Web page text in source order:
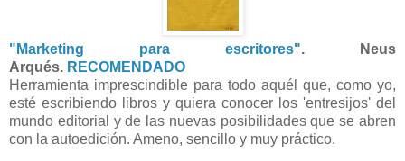
"Marketing para escritores". Neus
Arqués. RECOMENDADO
Herramienta imprescindible para todo aquél que, como yo,
esté escribiendo libros y quiera conocer los 'entresijos' del
mundo editorial y de las nuevas posibilidades que se abren
con la autoedición. Ameno, sencillo y muy práctico.